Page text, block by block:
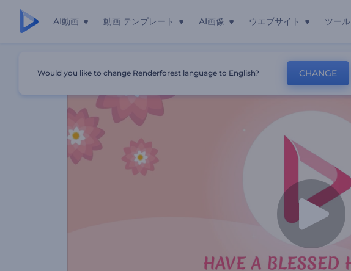
AI動画 動画 テンプレート AI画像 ウエブサイト ツール
マハー・シヴラートリ用のグリーティング動画
Would you like to change Renderforest language to English? CHANGE